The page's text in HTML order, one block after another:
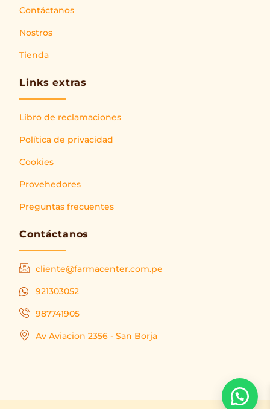
Contáctanos
Nostros
Tienda
Links extras
Libro de reclamaciones
Política de privacidad
Cookies
Provehedores
Preguntas frecuentes
Contáctanos
cliente@farmacenter.com.pe
921303052
987741905
Av Aviacion 2356 - San Borja